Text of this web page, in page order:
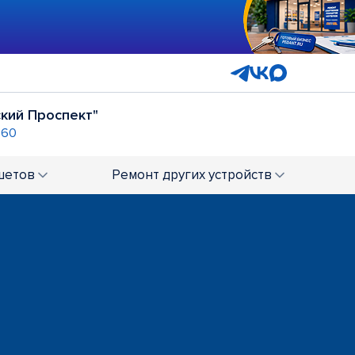
Проспект"
+7 (4732) 02-60-81 Ремонт других устройств